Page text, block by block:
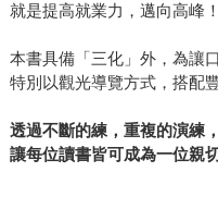
就是提高就業力，邁向高峰！
本書具備「三化」外，為讓
特別以觀光導覽方式，搭配
透過不斷的練，重複的演練，
讓每位讀書皆可成為一位親